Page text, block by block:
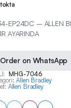
EP24DC – ALLEN
AYARINDA
Order on WhatsApp
MHG-7046
Allen Bradley
Allen Bradley